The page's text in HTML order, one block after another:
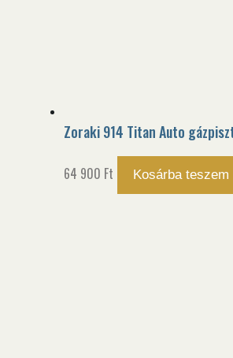
Zoraki 914 Titan Auto
64 900 Ft Kosárba teszem